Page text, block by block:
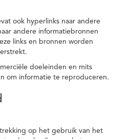
ook hyperlinks naar andere
andere informatiebronnen
links en bronnen worden
doeleinden en mits
om informatie te reproduceren.
op het gebruik van het